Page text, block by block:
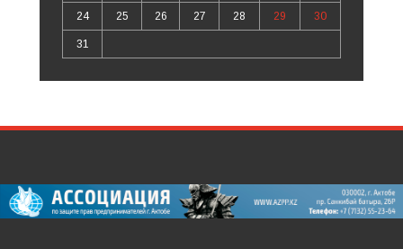
24 25 26 27 28 29 30
31